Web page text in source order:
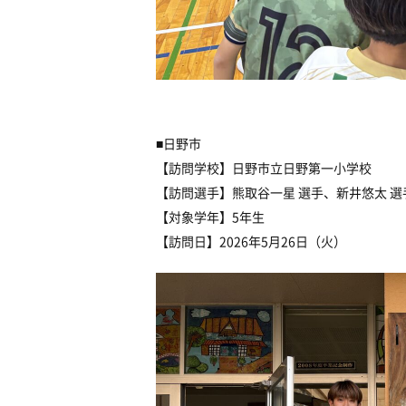
■日野市
【訪問学校】日野市立日野第一小学校
【訪問選手】熊取谷一星 選手、新井悠太 選
【対象学年】5年生
【訪問日】2026年5月26日（火）